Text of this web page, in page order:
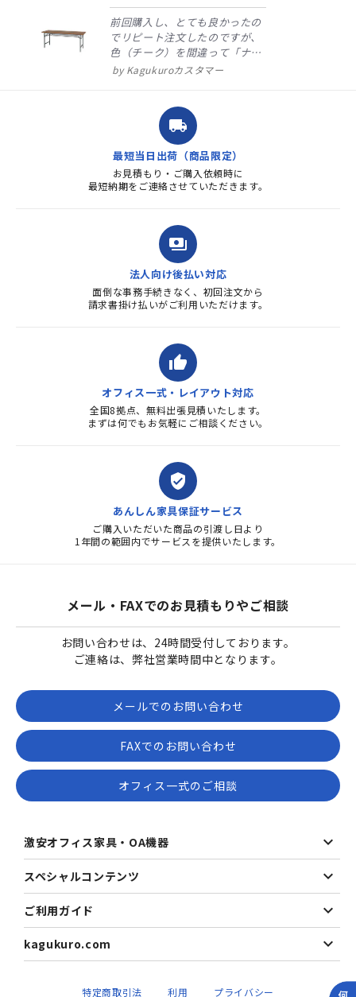
前回購入し、とても良かったの
でリピート注文したのですが、
色（チーク）を間違って「ナチ
ュラル」としてしまいました。
ました。商品到着も早く、品
質・使いやすさで満足していま
す。また、リピートするときは
よろしくお...
Kagukuroカスタマー
local_shipping
最短当日出荷（商品限定）
お見積もり・ご購入依頼時に
最短納期をご連絡させていただきます。
payments
法人向け後払い対応
面倒な事務手続きなく、初回注文から
請求書掛け払いがご利用いただけます。
thumb_up
オフィス一式・レイアウト対応
全国8拠点、無料出張見積いたします。
まずは何でもお気軽にご相談ください。
verified_user
あんしん家具保証サービス
ご購入いただいた商品の引渡し日より
1年間の範囲内でサービスを提供いたします。
メール・FAXでのお見積もりやご相談
お問い合わせは、24時間受付しております。
ご連絡は、弊社営業時間中となります。
メールでのお問い合わせ
FAXでのお問い合わせ
オフィス一式のご相談
激安オフィス家具・OA機器
スペシャルコンテンツ
ご利用ガイド
kagukuro.com
特定商取引法 利用 プライバシー